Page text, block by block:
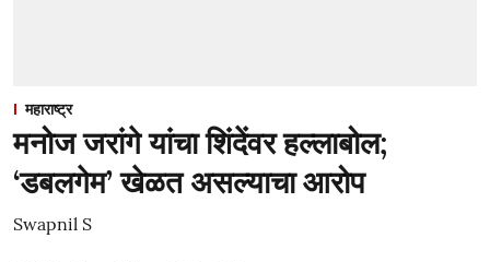
महाराष्ट्र
मनोज जरांगे यांचा शिंदेंवर हल्लाबोल;
‘डबलगेम’ खेळत असल्याचा आरोप
Swapnil S